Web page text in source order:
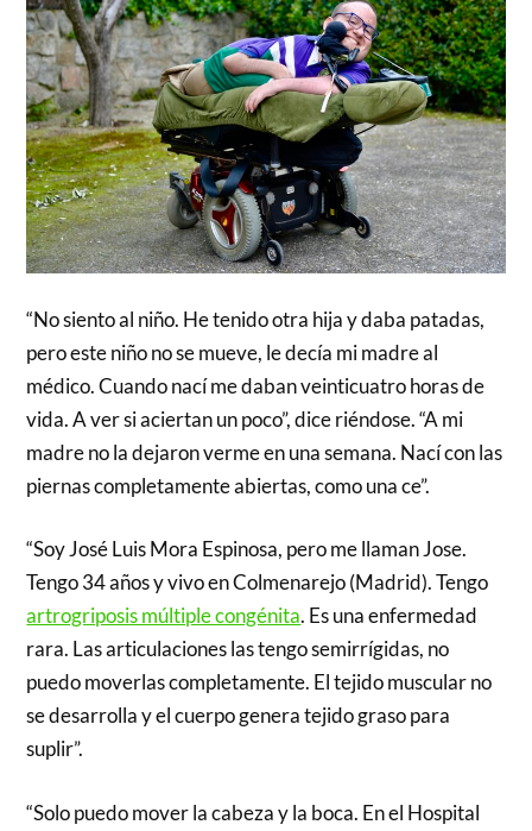
“No siento al niño. He tenido otra hija y daba patadas,
pero este niño no se mueve, le decía mi madre al
médico. Cuando nací me daban veinticuatro horas de
vida. A ver si aciertan un poco”, dice riéndose. “A mi
madre no la dejaron verme en una semana. Nací con las
piernas completamente abiertas, como una ce”.
“Soy José Luis Mora Espinosa, pero me llaman Jose.
Tengo 34 años y vivo en Colmenarejo (Madrid). Tengo
artrogriposis múltiple congénita. Es una enfermedad
rara. Las articulaciones las tengo semirrígidas, no
puedo moverlas completamente. El tejido muscular no
se desarrolla y el cuerpo genera tejido graso para
suplir”.
“Solo puedo mover la cabeza y la boca. En el Hospital